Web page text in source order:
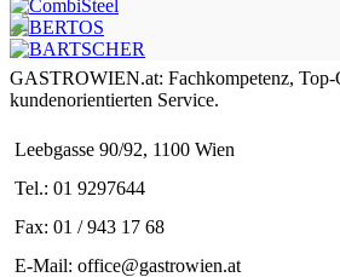
GASTROWIEN.at: Fachkompetenz, Top-
kundenorientierten Service.
Leebgasse 90/92, 1100 Wien
Tel.: 01 9297644
Fax: 01 / 943 17 68
E-Mail: office@gastrowien.at